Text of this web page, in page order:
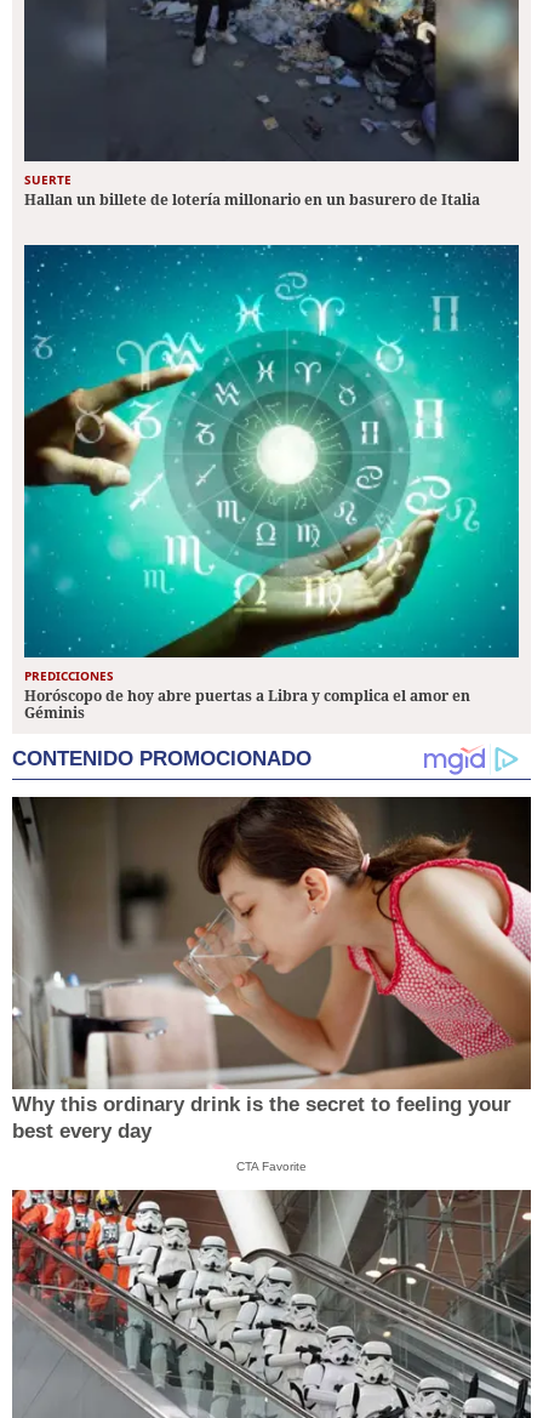
SUERTE
Hallan un billete de lotería millonario en un basurero de Italia
PREDICCIONES
Horóscopo de hoy abre puertas a Libra y complica el amor en
Géminis
CONTENIDO PROMOCIONADO
Why this ordinary drink is the secret to feeling your
best every day
CTA Favorite